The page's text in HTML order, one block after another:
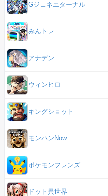
Gジェネエターナル
みんトレ
アナデン
ウィンヒロ
キングショット
モンハンNow
ポケモンフレンズ
ドット異世界